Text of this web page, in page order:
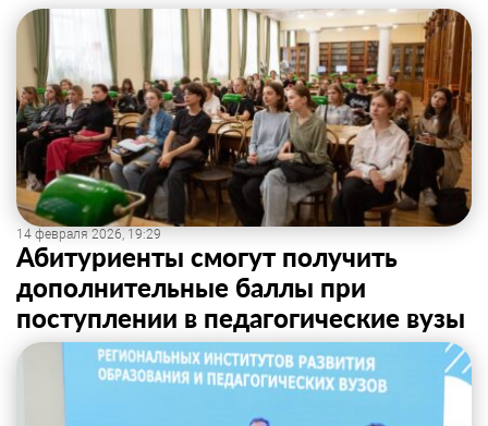
14 февраля 2026, 19:29
Абитуриенты смогут получить
дополнительные баллы при
поступлении в педагогические вузы